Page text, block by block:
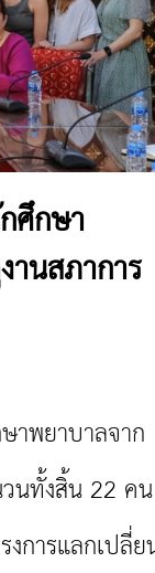
ศึกษา
านสภาการ
พยาบาลจาก
นทั้งสิ้น 22 คน
การแลกเปลี่